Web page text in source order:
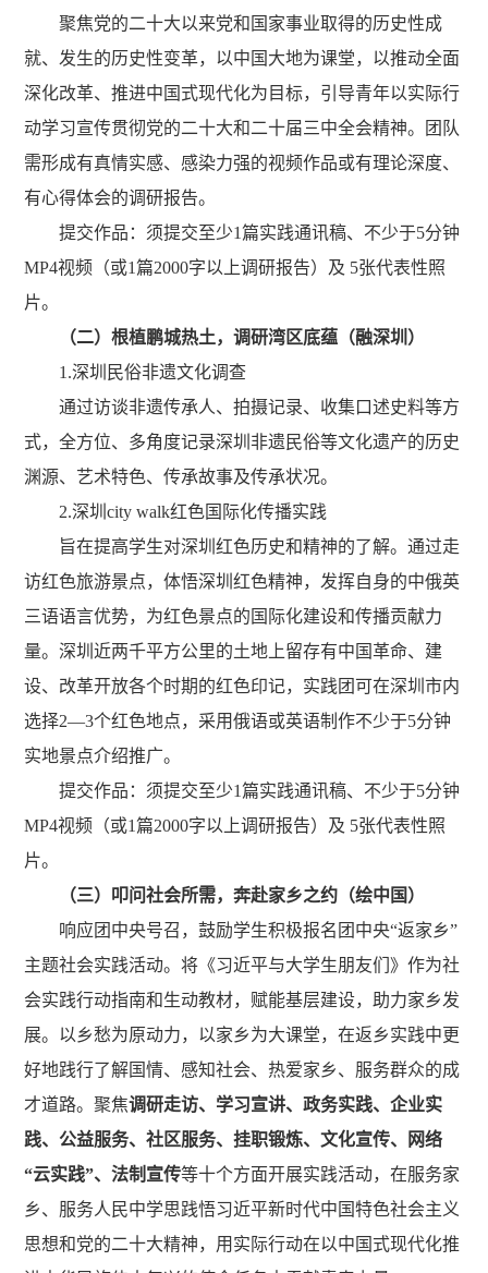
聚焦党的二十大以来党和国家事业取得的历史性成
就、发生的历史性变革，以中国大地为课堂，以推动全面
深化改革、推进中国式现代化为目标，引导青年以实际行
动学习宣传贯彻党的二十大和二十届三中全会精神。团队
需形成有真情实感、感染力强的视频作品或有理论深度、
有心得体会的调研报告。
提交作品： 须提交至少1篇实践通讯稿、 不少于5分钟
MP4视频（或1篇2000字以上调研报告） 及 5张代表性照
片。
（二）根植鹏城热土，调研湾区底蕴 （融深圳）
1.深圳民俗非遗文化调查
通过访谈非遗传承人、拍摄记录、收集口述史料等方
式，全方位、多角度记录深圳非遗民俗等文化遗产的历史
渊源、艺术特色、传承故事及传承状况。
2.深圳city walk红色国际化传播实践
旨在提高学生对深圳红色历史和精神的了解。通过走
访红色旅游景点，体悟深圳红色精神，发挥自身的中俄英
三语语言优势，为红色景点的国际化建设和传播贡献力
量。深圳近两千平方公里的土地上留存有中国革命、建
设、改革开放各个时期的红色印记，实践团可在深圳市内
选择2—3个红色地点，采用俄语或英语制作不少于5分钟
实地景点介绍推广。
提交作品： 须提交至少1篇实践通讯稿、 不少于5分钟
MP4视频（或1篇2000字以上调研报告） 及 5张代表性照
片。
（三） 叩问社会所需，奔赴家乡之约 （绘中国）
响应团中央号召，鼓励学生积极报名团中央“返家乡”
主题社会实践活动。将《习近平与大学生朋友们》作为社
会实践行动指南和生动教材，赋能基层建设，助力家乡发
展。以乡愁为原动力，以家乡为大课堂，在返乡实践中更
好地践行了解国情、感知社会、热爱家乡、服务群众的成
才道路。聚焦调研走访、学习宣讲、政务实践、企业实
践、公益服务、社区服务、挂职锻炼、文化宣传、网络
“云实践”、法制宣传等十个方面开展实践活动，在服务家
乡、服务人民中学思践悟习近平新时代中国特色社会主义
思想和党的二十大精神，用实际行动在以中国式现代化推